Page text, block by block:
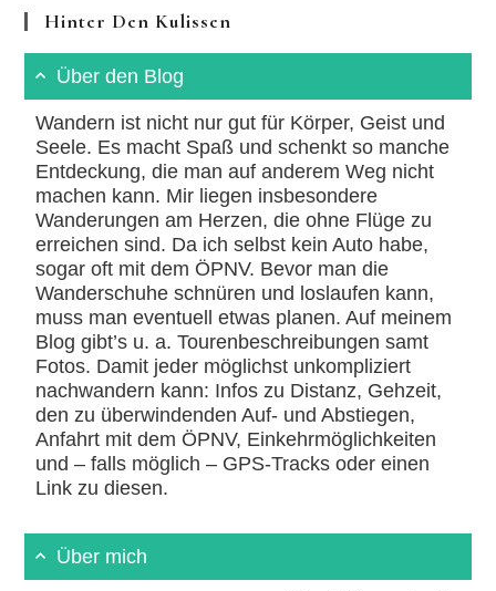
Hinter Den Kulissen
Über den Blog
Wandern ist nicht nur gut für Körper, Geist und
Seele. Es macht Spaß und schenkt so manche
Entdeckung, die man auf anderem Weg nicht
machen kann. Mir liegen insbesondere
Wanderungen am Herzen, die ohne Flüge zu
erreichen sind. Da ich selbst kein Auto habe,
sogar oft mit dem ÖPNV. Bevor man die
Wanderschuhe schnüren und loslaufen kann,
muss man eventuell etwas planen. Auf meinem
Blog gibt’s u. a. Tourenbeschreibungen samt
Fotos. Damit jeder möglichst unkompliziert
nachwandern kann: Infos zu Distanz, Gehzeit,
den zu überwindenden Auf- und Abstiegen,
Anfahrt mit dem ÖPNV, Einkehrmöglichkeiten
und – falls möglich – GPS-Tracks oder einen
Link zu diesen.
Über mich